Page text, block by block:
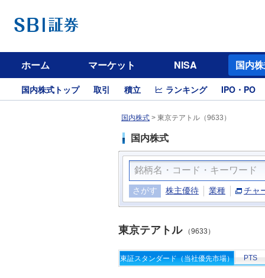
ホーム マーケット NISA 国内
国内株式トップ 取引 積立 ランキング IPO・PO
国内株式 > 東京テアトル（9633）
国内株式
さがす 株主優待 業種 チャ
東京テアトル（9633）
東証スタンダード（当社優先市場） PTS